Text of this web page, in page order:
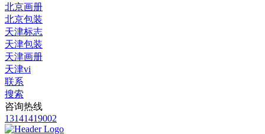
北京画册
北京包装
天津标志
天津包装
天津画册
天津vi
联系
搜索
咨询热线
13141419002